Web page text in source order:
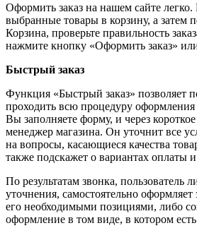
Оформить заказ на нашем сайте легко.
выбранные товары в корзину, а затем
Корзина, проверьте правильность
нажмите кнопку «Оформить заказ»
Быстрый заказ
Функция «Быстрый заказ» позволяет
проходить всю процедуру оформления
Вы заполняете форму, и через
менеджер магазина. Он уточнит все
на вопросы, касающиеся качества
также подскажет о вариантах оплаты
По результатам звонка, пользователь
уточнения, самостоятельно оформляет
его необходимыми позициями, либо
оформление в том виде, в котором